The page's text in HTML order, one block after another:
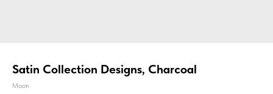
Satin Collection Designs, Charcoal
Moon